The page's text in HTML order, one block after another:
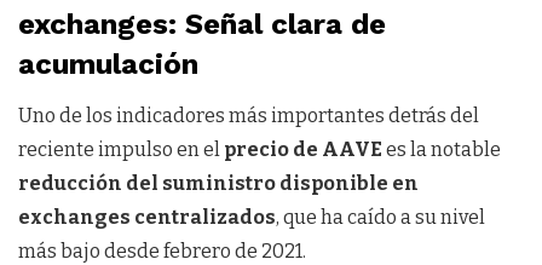
exchanges: Señal clara de
acumulación
Uno de los indicadores más importantes detrás del
reciente impulso en el precio de AAVE es la notable
reducción del suministro disponible en
exchanges centralizados, que ha caído a su nivel
más bajo desde febrero de 2021.